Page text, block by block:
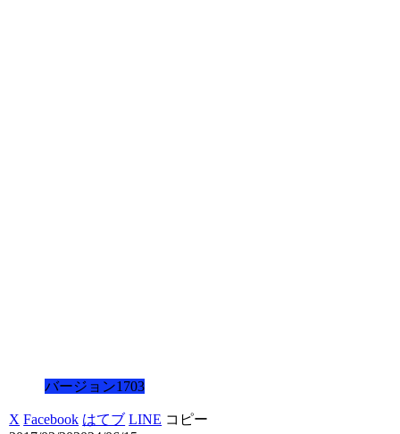
バージョン1703
X Facebook はてブ LINE コピー